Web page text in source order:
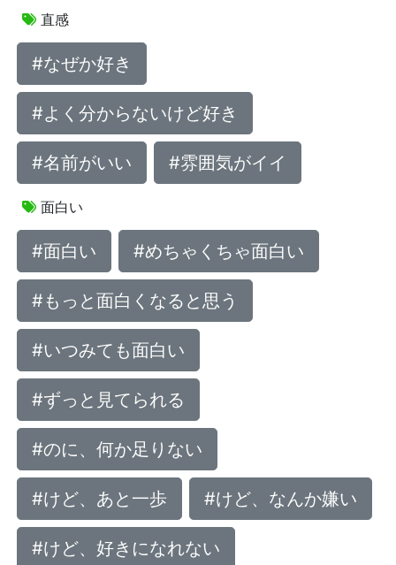
直感
#なぜか好き
#よく分からないけど好き
#名前がいい #雰囲気がイイ
面白い
#面白い #めちゃくちゃ面白い
#もっと面白くなると思う
#いつみても面白い
#ずっと見てられる
#のに、何か足りない
#けど、あと一歩 #けど、なんか嫌い
#けど、好きになれない